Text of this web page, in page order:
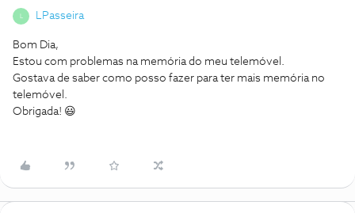
LPasseira
Bom Dia,
Estou com problemas na memória do meu telemóvel.
Gostava de saber como posso fazer para ter mais memória no
telemóvel.
Obrigada! 😃